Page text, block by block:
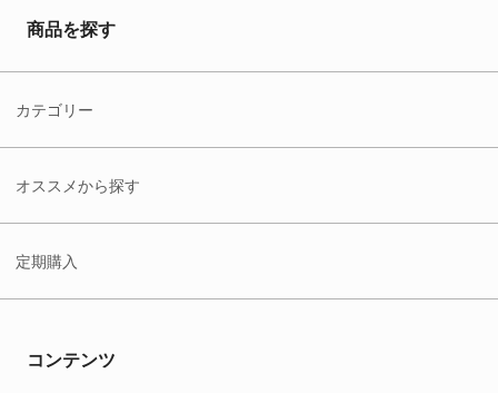
商品を探す
カテゴリー
オススメから探す
定期購入
コンテンツ